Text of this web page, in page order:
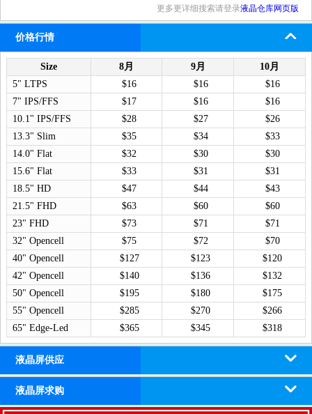
更多更详细搜索请登录液晶仓库网页版
价格行情
Size 8月 9月
10月
5" LTPS
$16 $16
$16
7" IPS/FFS
$17 $16
$16
10.1" IPS/FFS
$28 $27
$26
13.3" Slim
$35 $34
$33
14.0" Flat
$32 $30
$30
15.6" Flat
$33 $31
$31
18.5" HD
$47 $44
$43
21.5" FHD
$63 $60
$60
23" FHD
$73 $71
$71
32" Opencell
$75 $72
$70
40" Opencell
$127 $123
$120
42" Opencell
$140 $136
$132
50" Opencell
$195 $180
$175
55" Opencell
$285 $270
$266
65" Edge-Led
$365 $345 $318
液晶屏供应
液晶屏求购